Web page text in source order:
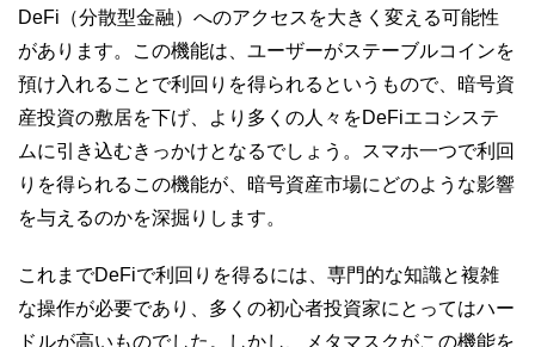
DeFi（分散型金融）へのアクセスを大きく変える可能性
があります。この機能は、ユーザーがステーブルコインを
預け入れることで利回りを得られるというもので、暗号資
産投資の敷居を下げ、より多くの人々をDeFiエコシステ
ムに引き込むきっかけとなるでしょう。スマホ一つで利回
りを得られるこの機能が、暗号資産市場にどのような影響
を与えるのかを深掘りします。
これまでDeFiで利回りを得るには、専門的な知識と複雑
な操作が必要であり、多くの初心者投資家にとってはハー
ドルが高いものでした。しかし、メタマスクがこの機能を